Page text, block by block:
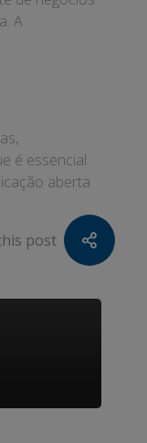
A
é essencial
aberta
post